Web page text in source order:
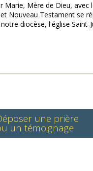
Mère de Dieu, avec
Nouveau Testament se
diocèse, l'église Saint-
une prière
un témoignage